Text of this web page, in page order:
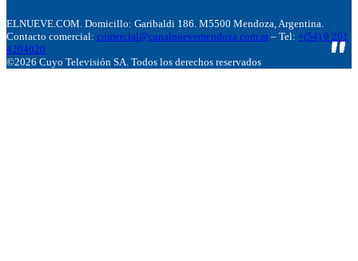
ELNUEVE.COM. Domicillo: Garibaldi 186. M5500 Mendoza, Argentina.
Contacto comercial: comercial@canalnuevemendoza.com.ar – Tel: +(54) 9 261
4204020
©2026 Cuyo Televisión SA. Todos los derechos reservados